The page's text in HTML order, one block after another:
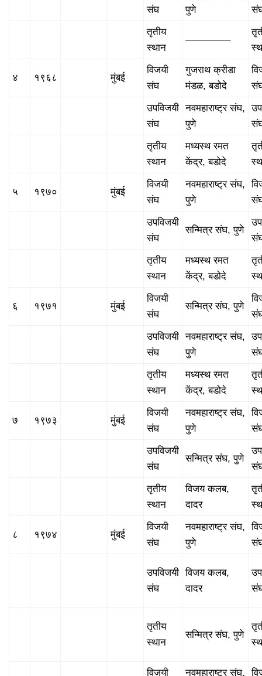
संघ
पुणे
तृतीय
स्थान
————–
४ १९६८ मुंबई
विजयी
संघ
गुजराथ क्रीडा
मंडळ, बडोदे
उपविजयी
संघ
नवमहाराष्ट्र संघ,
पुणे
तृतीय
स्थान
मध्यस्थ रमत
केंद्र, बडोदे
५ १९७० मुंबई
विजयी
संघ
नवमहाराष्ट्र संघ,
पुणे
उपविजयी
संघ
सन्मित्र संघ, पुणे
तृतीय
स्थान
मध्यस्थ रमत
केंद्र, बडोदे
६ १९७१ मुंबई
विजयी
संघ
सन्मित्र संघ, पुणे
उपविजयी
संघ
नवमहाराष्ट्र संघ,
पुणे
तृतीय
स्थान
मध्यस्थ रमत
केंद्र, बडोदे
७ १९७३ मुंबई
विजयी
संघ
नवमहाराष्ट्र संघ,
पुणे
उपविजयी
संघ
सन्मित्र संघ, पुणे
तृतीय
स्थान
विजय कलब,
दादर
८ १९७४ मुंबई
विजयी
संघ
नवमहाराष्ट्र संघ,
पुणे
उपविजयी
संघ
विजय कलब,
दादर
तृतीय
स्थान
सन्मित्र संघ, पुणे
विजयी
नवमहाराष्ट्र संघ,